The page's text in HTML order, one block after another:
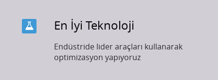
En İyi Teknoloji
Endüstride lider araçları kullanarak
optimizasyon yapıyoruz